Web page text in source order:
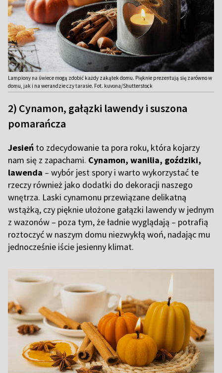
Lampiony na świece mogą zdobić każdy zakątek domu. Pięknie prezentują się zarówno w
domu, jak i na werandzie czy tarasie. Fot. kuvona/Shutterstock
2) Cynamon, gałązki lawendy i suszona
pomarańcza
Jesień to zdecydowanie ta pora roku, która kojarzy
nam się z zapachami. Cynamon, wanilia, goździki,
lawenda – wybór jest spory i warto wykorzystać te
rzeczy również jako dodatki do dekoracji naszego
wnętrza. Laski cynamonu przewiązane delikatną
wstążką, czy pięknie ułożone gałązki lawendy w jednym
z wazonów – poza tym, że ładnie wyglądają – potrafią
roztoczyć w naszym domu niezwykłą woń, nadając mu
jednocześnie iście jesienny klimat.